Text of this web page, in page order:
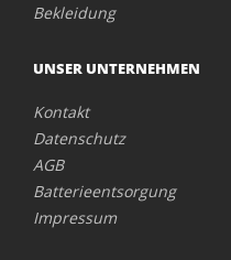
Bekleidung
UNSER UNTERNEHMEN
Kontakt
Datenschutz
AGB
Batterieentsorgung
Impressum